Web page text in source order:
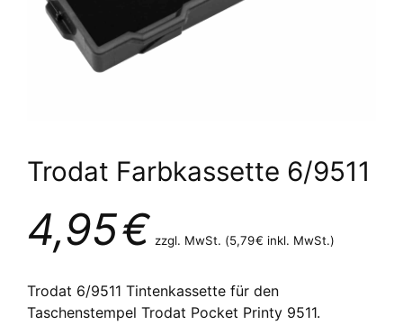
Trodat Farbkassette 6/9511
4,95€ zzgl. MwSt. (5,79€ inkl. MwSt.)
Trodat 6/9511 Tintenkassette für den
Taschenstempel Trodat Pocket Printy 9511.